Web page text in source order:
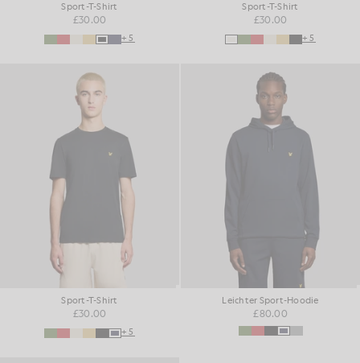
Sport-T-Shirt
£30.00
+5
Sport-T-Shirt
£30.00
+5
Sport-T-Shirt
£30.00
+5
Leichter Sport-Hoodie
£80.00